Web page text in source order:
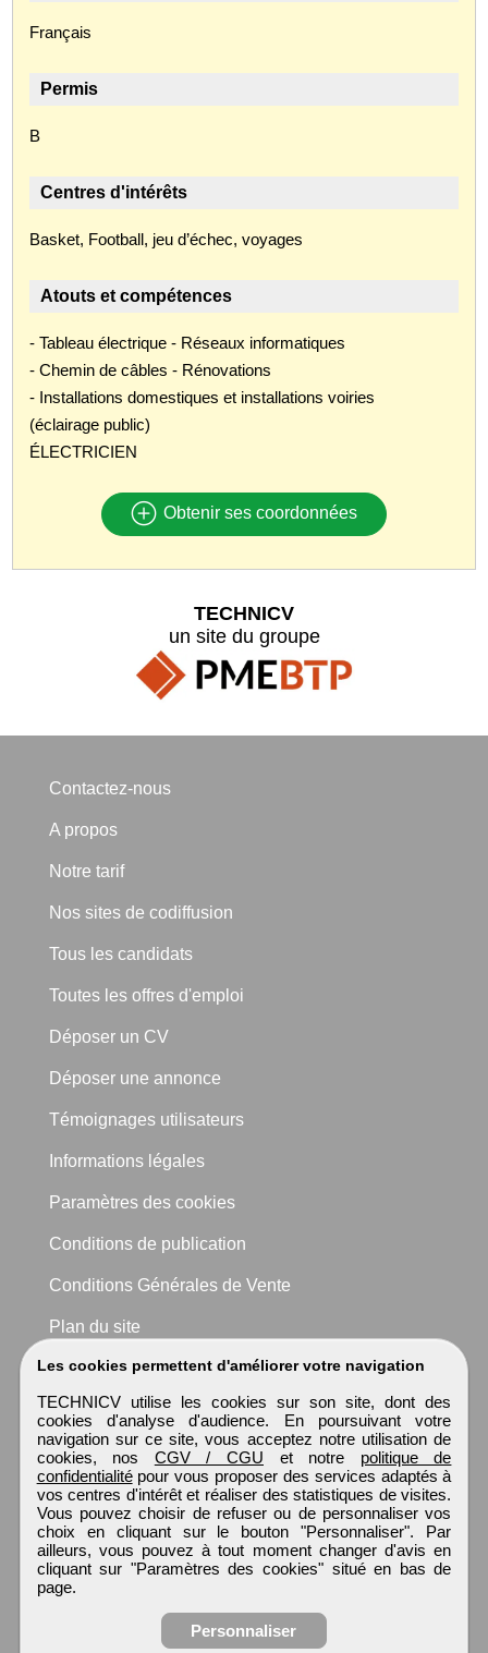
Français
Permis
B
Centres d'intérêts
Basket, Football, jeu d’échec, voyages
Atouts et compétences
- Tableau électrique - Réseaux informatiques
- Chemin de câbles - Rénovations
- Installations domestiques et installations voiries
(éclairage public)
ÉLECTRICIEN
Obtenir ses coordonnées
Les cookies permettent d'améliorer votre navigation
TECHNICV utilise les cookies sur son site, dont des
cookies d'analyse d'audience. En poursuivant votre
navigation sur ce site, vous acceptez notre utilisation de
cookies, nos CGV / CGU et notre politique de
confidentialitépour vous proposer des services adaptés à
vos centres d'intérêt et réaliser des statistiques de visites.
Vous pouvez choisir de refuser ou de personnaliser vos
choix en cliquant sur le bouton "Personnaliser". Par
ailleurs, vous pouvez à tout moment changer d'avis en
cliquant sur "Paramètres des cookies" situé en bas de
page.
Personnaliser
TECHNICV
un site du groupe
Contactez-nous
A propos
Notre tarif
Nos sites de codiffusion
Tous les candidats
Toutes les offres d'emploi
Déposer un CV
Déposer une annonce
Témoignages utilisateurs
Informations légales
Paramètres des cookies
Conditions de publication
Conditions Générales de Vente
Plan du site